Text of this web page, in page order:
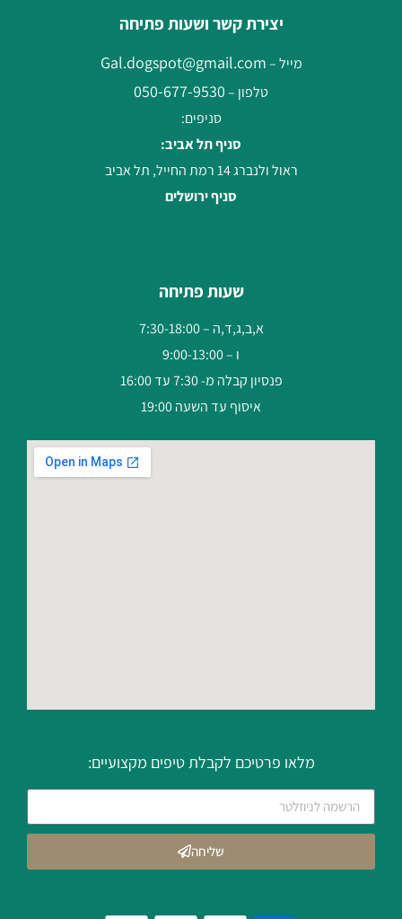
יצירת קשר ושעות פתיחה
מייל –Gal.dogspot@gmail.com
טלפון –050-677-9530
סניפים:
סניף תל אביב:
ראול ולנברג 14 רמת החייל, תל אביב
סניף ירושלים
שעות פתיחה
א,ב,ג,ד,ה – 7:30-18:00
ו – 9:00-13:00
פנסיון קבלה מ- 7:30 עד 16:00
איסוף עד השעה 19:00
מלאו פרטיכם לקבלת טיפים מקצועיים:
שליחה